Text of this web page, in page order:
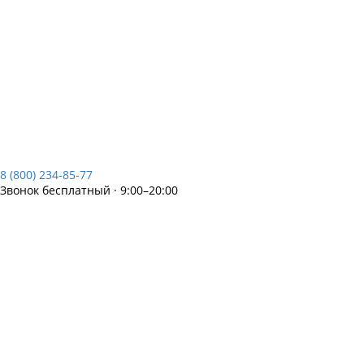
8 (800) 234-85-77
Звонок бесплатный · 9:00–20:00